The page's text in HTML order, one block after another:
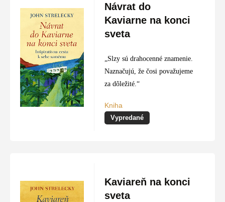
Návrat do
Kaviarne na konci
sveta
„Slzy sú drahocenné znamenie.
Naznačujú, že čosi považujeme
za dôležité.“
Kniha
Vypredané
Kaviareň na konci
sveta